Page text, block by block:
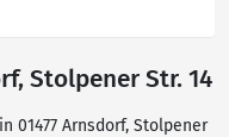
Stolpener Str. 14
01477 Arnsdorf, Stolpener